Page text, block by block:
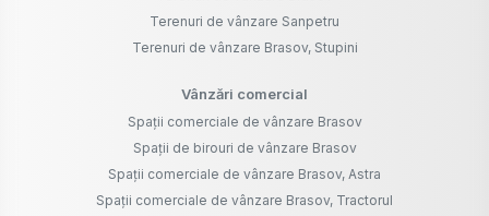
Terenuri de vânzare Sanpetru
Terenuri de vânzare Brasov, Stupini
Vânzări comercial
Spații comerciale de vânzare Brasov
Spații de birouri de vânzare Brasov
Spații comerciale de vânzare Brasov, Astra
Spații comerciale de vânzare Brasov, Tractorul